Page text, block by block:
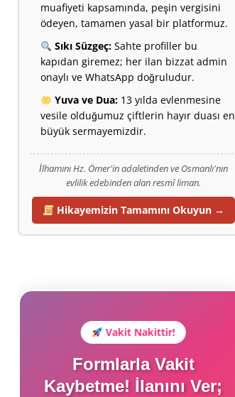
muafiyeti kapsamında, peşin vergisini
ödeyen, tamamen yasal bir platformuz.
Sıkı Süzgeç:Sahte profiller bu
kapıdan giremez; her ilan bizzat admin
onaylı ve WhatsApp doğruludur.
Yuva ve Dua:13 yılda evlenmesine
vesile olduğumuz çiftlerin hayır duası en
büyük sermayemizdir.
İlhamını Hz. Ömer'in adaletinden ve Osmanlı'nın
evlilik edebinden alan resmî liman.
Hikayemizin Tamamını Okuyun →
Vakit Nakittir!
Formlarla Vakit
Kaybetme! İlanını Ver;